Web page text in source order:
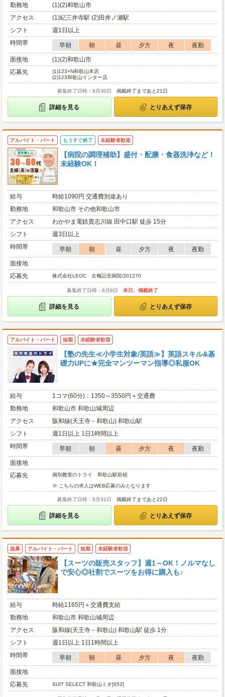
勤務地
(1)(2)和歌山市
アクセス
(1)紀三井寺駅 (2)田井ノ瀬駅
シフト
週1日以上
時間帯
早朝 朝 昼 夕方 夜
夜勤
面接地
(1)(2)和歌山市
応募先
(1)123+N和歌山本店
(2)123和歌山インター店
募集終了日時：8月30日 掲載終了まであと21日
詳細を見る とりあえず保存
アルバイト・パート もうすぐ終了 未経験者歓迎
【病院の調理補助】盛付・配膳・食器洗浄など！
未経験OK！
給与
時給1090円 交通費別途あり
勤務地
和歌山市 その他和歌山市
アクセス
わかやま電鉄貴志川線 田中口駅 徒歩 15分
シフト
週3日以上
時間帯
早朝 朝 昼 夕方 夜
夜勤
面接地
応募先
株式会社LEOC 古梅記念病院/201270
募集終了日時：8月9日 本日、掲載終了
詳細を見る とりあえず保存
アルバイト・パート 短期 未経験者歓迎
【塾の先生≪小学生対象/英語≫】英語スキル&基
礎力UPに★完全マンツーマン指導◎私服OK
給与
1コマ(60分)：1350～3550円＋交通費
勤務地
和歌山市 和歌山城周辺
アクセス
阪和線(天王寺－和歌山) 和歌山駅
シフト
週1日以上 1日1時間以上
時間帯
早朝 朝 昼 夕方 夜
夜勤
面接地
応募先
個別教室のトライ 和歌山駅前校
※ こちらの求人はWEB応募のみとなります
募集終了日時：8月31日 掲載終了まであと22日
詳細を見る とりあえず保存
急募 アルバイト・パート 短期 未経験者歓迎
【スーツの販売スタッフ】週1～OK！ノルマなし
で安心◎社割でスーツをお得に購入も♪
給与
時給1165円＋交通費支給
勤務地
和歌山市 和歌山城周辺
アクセス
阪和線(天王寺－和歌山) 和歌山駅 徒歩 1分
シフト
週1日以上 1日1時間以上
時間帯
早朝 朝 昼 夕方 夜
夜勤
面接地
応募先
SUIT SELECT 和歌山ミオ[652]